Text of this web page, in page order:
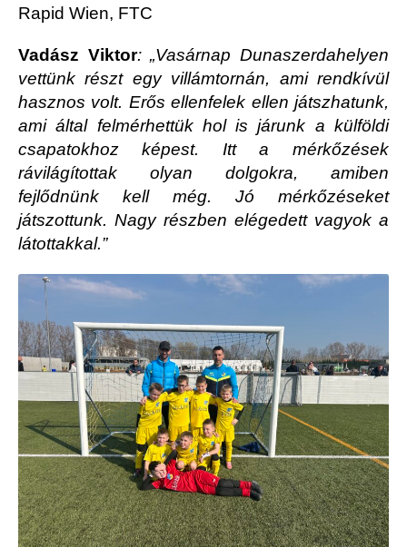
Rapid Wien, FTC
Vadász Viktor: „Vasárnap Dunaszerdahelyen
vettünk részt egy villámtornán, ami rendkívül
hasznos volt. Erős ellenfelek ellen játszhatunk,
ami által felmérhettük hol is járunk a külföldi
csapatokhoz képest. Itt a mérkőzések
rávilágítottak olyan dolgokra, amiben
fejlődnünk kell még. Jó mérkőzéseket
játszottunk. Nagy részben elégedett vagyok a
látottakkal.”